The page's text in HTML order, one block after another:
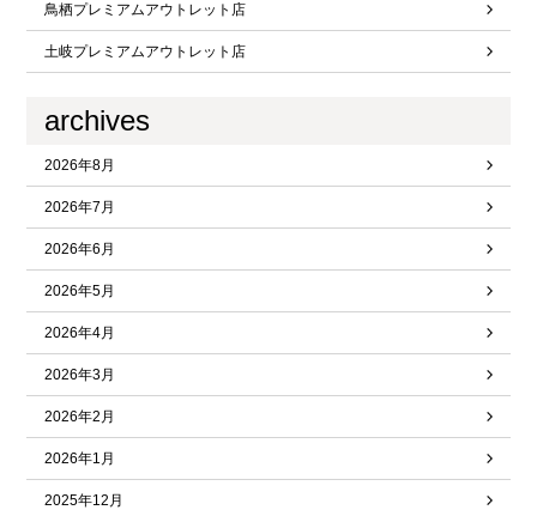
鳥栖プレミアムアウトレット店
土岐プレミアムアウトレット店
archives
2026年8月
2026年7月
2026年6月
2026年5月
2026年4月
2026年3月
2026年2月
2026年1月
2025年12月